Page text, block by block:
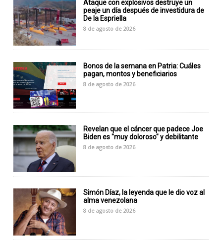
Ataque con explosivos destruye un
peaje un día después de investidura de
De la Espriella
8 de agosto de 2026
Bonos de la semana en Patria: Cuáles
pagan, montos y beneficiarios
8 de agosto de 2026
Revelan que el cáncer que padece Joe
Biden es "muy doloroso" y debilitante
8 de agosto de 2026
Simón Díaz, la leyenda que le dio voz al
alma venezolana
8 de agosto de 2026